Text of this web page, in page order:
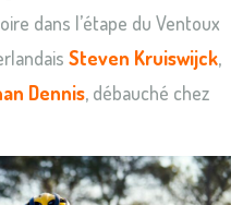
dans l’étape du Ventoux
Steven Kruiswijck,
Dennis, débauché chez